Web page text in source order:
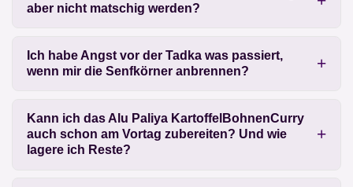
aber nicht matschig werden?
Ich habe Angst vor der Tadka was passiert,
wenn mir die Senfkörner anbrennen?
Kann ich das Alu Paliya KartoffelBohnenCurry
auch schon am Vortag zubereiten? Und wie
lagere ich Reste?